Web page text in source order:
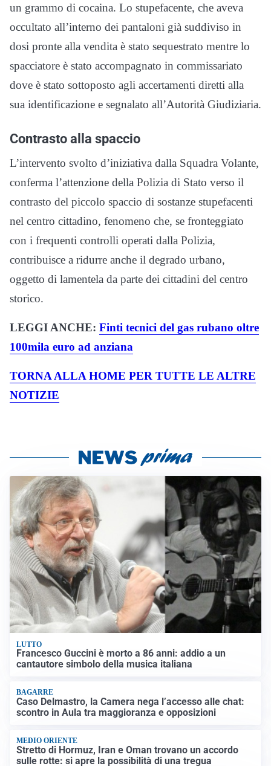
un grammo di cocaina. Lo stupefacente, che aveva
occultato all’interno dei pantaloni già suddiviso in
dosi pronte alla vendita è stato sequestrato mentre lo
spacciatore è stato accompagnato in commissariato
dove è stato sottoposto agli accertamenti diretti alla
sua identificazione e segnalato all’Autorità Giudiziaria.
Contrasto alla spaccio
L’intervento svolto d’iniziativa dalla Squadra Volante,
conferma l’attenzione della Polizia di Stato verso il
contrasto del piccolo spaccio di sostanze stupefacenti
nel centro cittadino, fenomeno che, se fronteggiato
con i frequenti controlli operati dalla Polizia,
contribuisce a ridurre anche il degrado urbano,
oggetto di lamentela da parte dei cittadini del centro
storico.
LEGGI ANCHE: Finti tecnici del gas rubano oltre
100mila euro ad anziana
TORNA ALLA HOME PER TUTTE LE ALTRE
NOTIZIE
LUTTO
Francesco Guccini è morto a 86 anni: addio a un
cantautore simbolo della musica italiana
BAGARRE
Caso Delmastro, la Camera nega l’accesso alle chat:
scontro in Aula tra maggioranza e opposizioni
MEDIO ORIENTE
Stretto di Hormuz, Iran e Oman trovano un accordo
sulle rotte: si apre la possibilità di una tregua